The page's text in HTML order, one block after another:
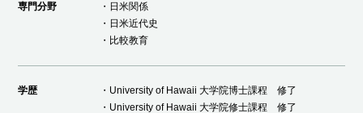
専門分野
・日米関係
・日米近代史
・比較教育
学歴
・University of Hawaii 大学院博士課程 修了
・University of Hawaii 大学院修士課程 修了